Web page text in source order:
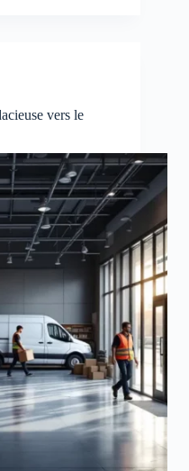
vers le